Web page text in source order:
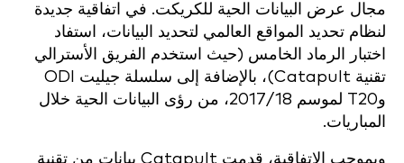
مجال عرض البيانات الحية للكريكت. في اتفاقية جديدة
لنظام تحديد المواقع العالمي لتحديد البيانات، استفاد
اختبار الرماد الخامس (حيث استخدم الفريق الأسترالي
تقنية Catapult)، بالإضافة إلى سلسلة جيليت ODI
وT20 لموسم 2017/18، من رؤى البيانات الحية خلال
المباريات.
وبموجب الاتفاقية، قدمت Catapult بيانات من تقنية